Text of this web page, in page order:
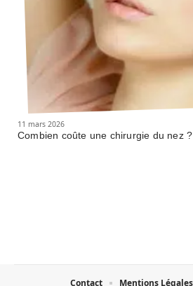
11 mars 2026
Combien coûte une chirurgie du nez ?
Contact Mentions Légales